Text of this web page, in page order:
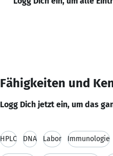
Fähigkeiten und
Logg Dich jetzt ein, um das
HPLC DNA Labor Immunologie